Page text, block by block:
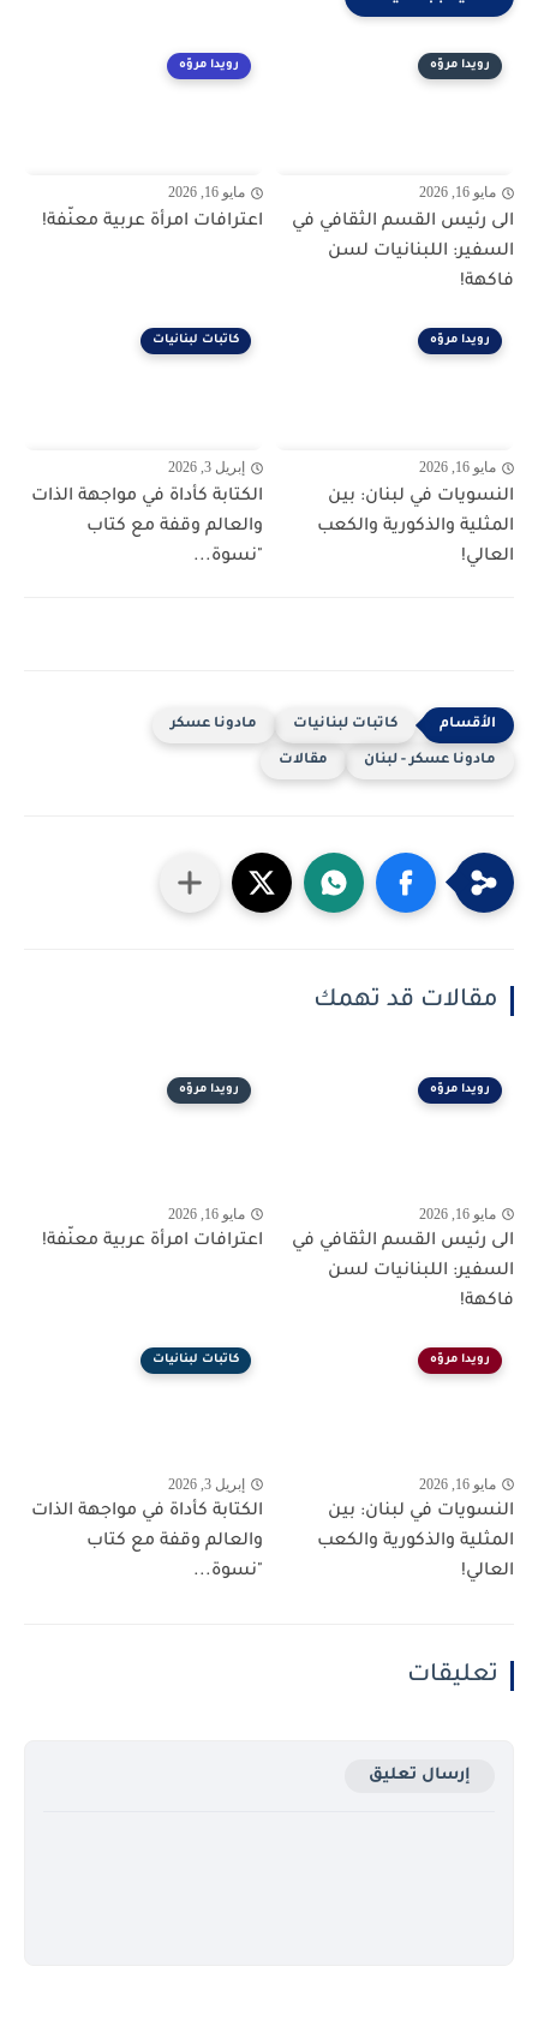
رويدا مروّه
مايو 16, 2026
الى رئيس القسم الثقافي في
السفير: اللبنانيات لسن
فاكهة!
رويدا مروّه
مايو 16, 2026
اعترافات امرأة عربية معنّفة!
رويدا مروّه
مايو 16, 2026
النسويات في لبنان: بين
المثلية والذكورية والكعب
العالي!
كاتبات لبنانيات
إبريل 3, 2026
الكتابة كأداة في مواجهة الذات
والعالم وقفة مع كتاب
"نسوة...
كاتبات لبنانيات مادونا عسكر
مادونا عسكر - لبنان مقالات
مقالات قد تهمك
رويدا مروّه
مايو 16, 2026
الى رئيس القسم الثقافي في
السفير: اللبنانيات لسن
فاكهة!
رويدا مروّه
مايو 16, 2026
اعترافات امرأة عربية معنّفة!
رويدا مروّه
مايو 16, 2026
النسويات في لبنان: بين
المثلية والذكورية والكعب
العالي!
كاتبات لبنانيات
إبريل 3, 2026
الكتابة كأداة في مواجهة الذات
والعالم وقفة مع كتاب
"نسوة...
تعليقات
إرسال تعليق